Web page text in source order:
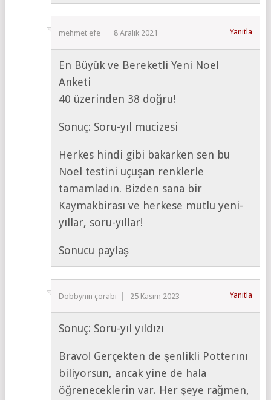
mehmet efe 8 Aralık 2021 Yanıtla
En Büyük ve Bereketli Yeni Noel
Anketi
40 üzerinden 38 doğru!
Sonuç: Soru-yıl mucizesi
Herkes hindi gibi bakarken sen bu
Noel testini uçuşan renklerle
tamamladın. Bizden sana bir
Kaymakbirası ve herkese mutlu yeni-
yıllar, soru-yıllar!
Sonucu paylaş
Dobbynin çorabı 25 Kasım 2023 Yanıtla
Sonuç: Soru-yıl yıldızı
Bravo! Gerçekten de şenlikli Potterını
biliyorsun, ancak yine de hala
öğreneceklerin var. Her şeye rağmen,